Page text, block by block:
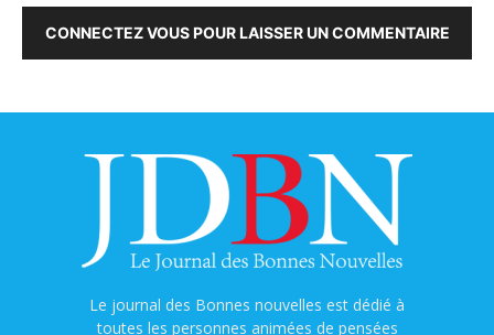
CONNECTEZ VOUS POUR LAISSER UN COMMENTAIRE
Le journal des Bonnes nouvelles est dédié à
toutes les personnes animées de pensées